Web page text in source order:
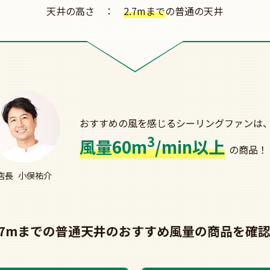
天井の高さ 2.7mまでの普通の天井
長 小俣祐介
おすすめの風を感じるシーリングファンは
風量60m3/min以上 の商品！
までの普通天井のおすすめ風量の商品を確